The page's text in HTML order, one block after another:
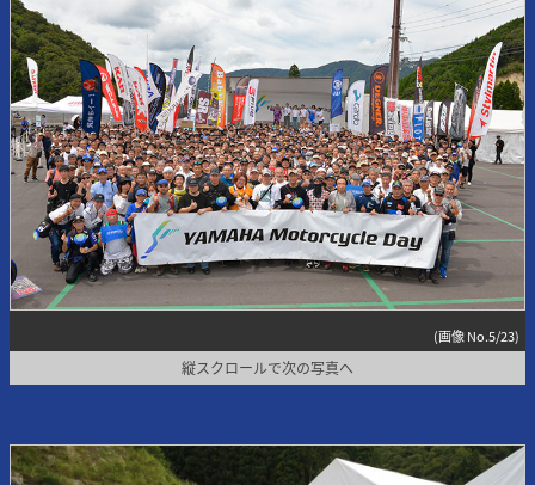
(画像 No.5/23)
縦スクロールで次の写真へ